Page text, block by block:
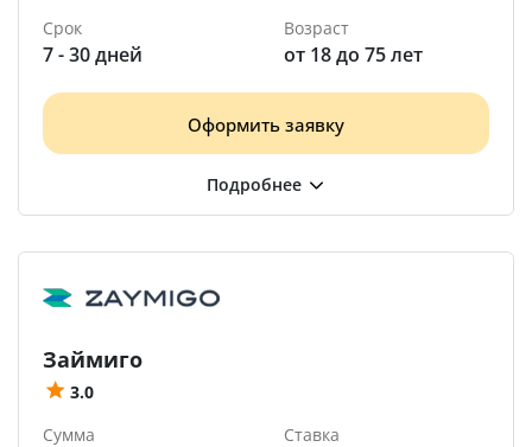
Срок
7 - 30 дней
Возраст
от 18 до 75 лет
Оформить заявку
Займиго
3.0
Сумма
Ставка